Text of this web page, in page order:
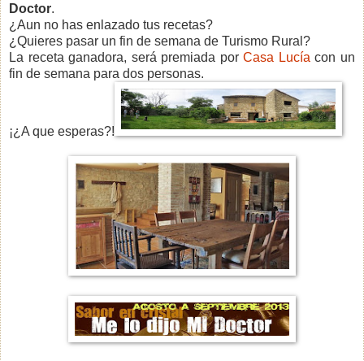
Doctor.
¿Aun no has enlazado tus recetas?
¿Quieres pasar un fin de semana de Turismo Rural?
La receta ganadora, será premiada porCasa Lucía con un
fin de semana para dos personas.
¡¿A que esperas?!